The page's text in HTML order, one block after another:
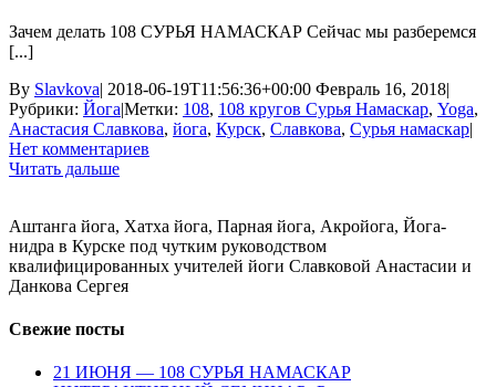
Зачем делать 108 СУРЬЯ НАМАСКАР Сейчас мы разберемся
[...]
By Slavkova| 2018-06-19T11:56:36+00:00 Февраль 16, 2018|
Рубрики: Йога|Метки: 108, 108 кругов Сурья Намаскар, Yoga,
Анастасия Славкова, йога, Курск, Славкова, Сурья намаскар|
Нет комментариев
Читать дальше
Аштанга йога, Хатха йога, Парная йога, Акройога, Йога-
нидра в Курске под чутким руководством
квалифицированных учителей йоги Славковой Анастасии и
Данкова Сергея
Свежие посты
21 ИЮНЯ — 108 СУРЬЯ НАМАСКАР